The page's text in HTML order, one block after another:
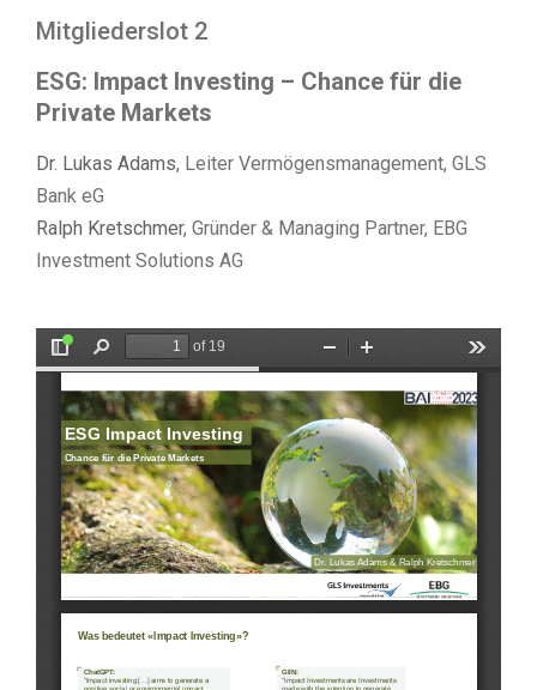
Mitgliederslot 2
ESG: Impact Investing – Chance für die
Private Markets
Dr. Lukas Adams, Leiter Vermögensmanagement, GLS
Bank eG
Ralph Kretschmer, Gründer & Managing Partner, EBG
Investment Solutions AG